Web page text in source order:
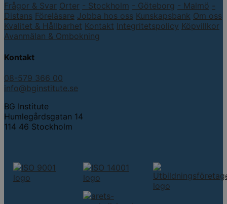
Frågor & Svar Orter - Stockholm - Göteborg - Malmö -
Distans Föreläsare Jobba hos oss Kunskapsbank Om oss
Kvalitet & Hållbarhet Kontakt Integritetspolicy Köpvillkor
Avanmälan & Ombokning
Kontakt
08-579 366 00
info@bginstitute.se
BG Institute
Humlegårdsgatan 14
114 46 Stockholm